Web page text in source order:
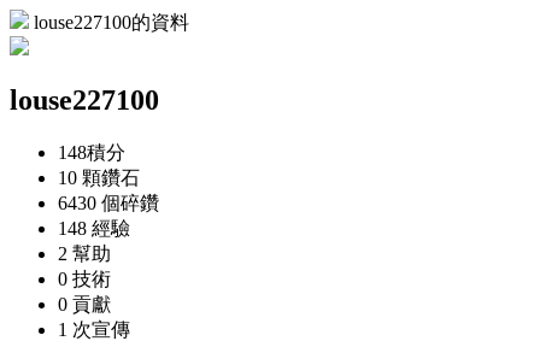
louse227100的資料
louse227100
148積分
10 顆鑽石
6430 個碎鑽
148 經驗
2 幫助
0 技術
0 貢獻
1 次宣傳